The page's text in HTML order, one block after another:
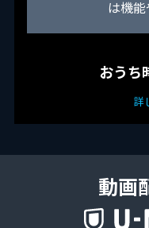
は機
おうち
詳
動画